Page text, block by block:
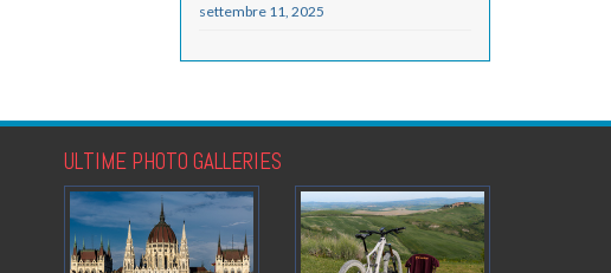
settembre 11, 2025
ULTIME PHOTO GALLERIES